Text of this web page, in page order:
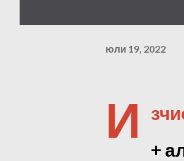
юли 19, 2022
И
+